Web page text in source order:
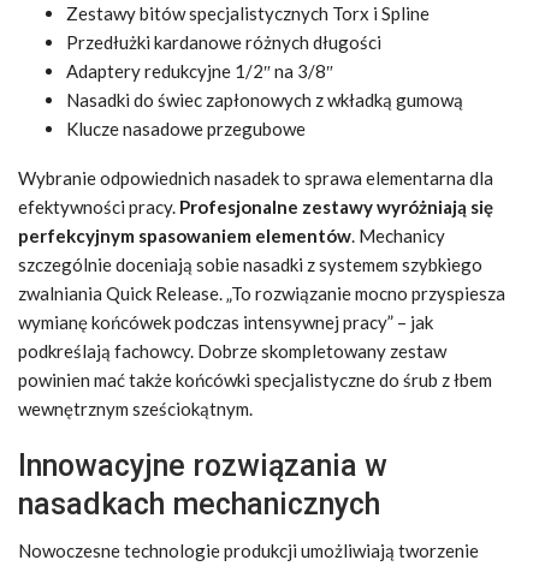
Zestawy bitów specjalistycznych Torx i Spline
Przedłużki kardanowe różnych długości
Adaptery redukcyjne 1/2″ na 3/8″
Nasadki do świec zapłonowych z wkładką gumową
Klucze nasadowe przegubowe
Wybranie odpowiednich nasadek to sprawa elementarna dla
efektywności pracy. Profesjonalne zestawy wyróżniają się
perfekcyjnym spasowaniem elementów. Mechanicy
szczególnie doceniają sobie nasadki z systemem szybkiego
zwalniania Quick Release. „To rozwiązanie mocno przyspiesza
wymianę końcówek podczas intensywnej pracy” – jak
podkreślają fachowcy. Dobrze skompletowany zestaw
powinien mać także końcówki specjalistyczne do śrub z łbem
wewnętrznym sześciokątnym.
Innowacyjne rozwiązania w
nasadkach mechanicznych
Nowoczesne technologie produkcji umożliwiają tworzenie